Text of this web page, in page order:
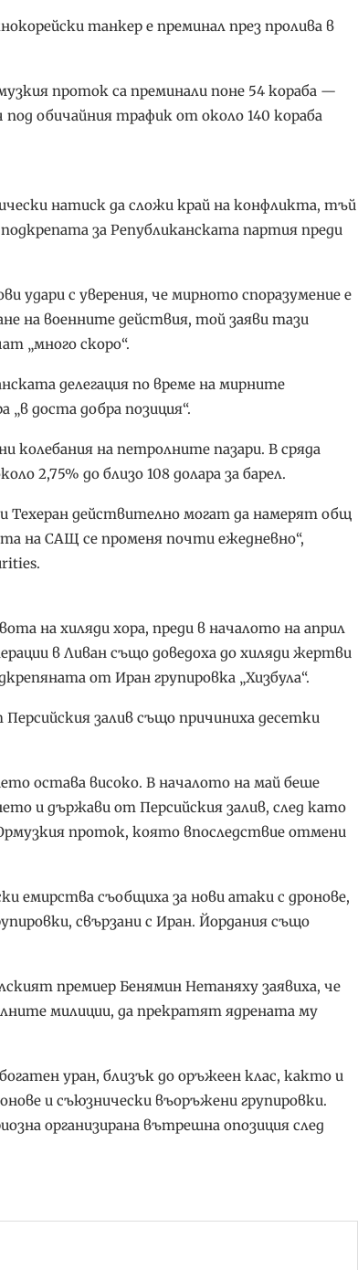
танкер е преминал през пролива в
проток са преминали поне 54 кораба —
под обичайния трафик от около 140 кораба
натиск да сложи край на конфликта, тъй
за Републиканската партия преди
удари с уверения, че мирното споразумение е
на военните действия, той заяви тази
„много скоро“.
делегация по време на мирните
„в доста добра позиция“.
на петролните пазари. В сряда
2,75% до близо 108 долара за барел.
действително могат да намерят общ
на САЩ се променя почти ежедневно“,
на хиляди хора, преди в началото на април
в Ливан също доведоха до хиляди жертви
от Иран групировка „Хизбула“.
залив също причиниха десетки
остава високо. В началото на май беше
и държави от Персийския залив, след като
проток, която впоследствие отмени
емирства съобщиха за нови атаки с дронове,
свързани с Иран. Йордания също
премиер Бенямин Нетаняху заявиха, че
милиции, да прекратят ядрената му
уран, близък до оръжеен клас, както и
и съюзнически въоръжени групировки.
организирана вътрешна опозиция след